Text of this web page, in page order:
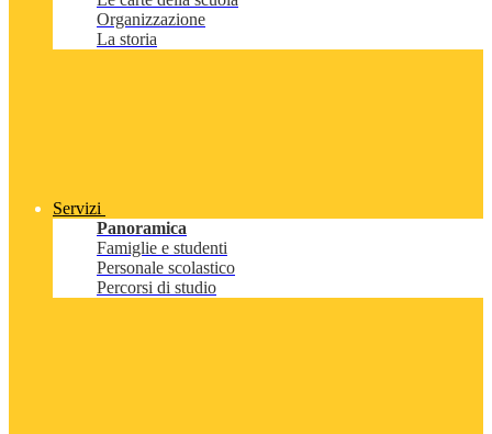
Organizzazione
La storia
Servizi
Panoramica
Famiglie e studenti
Personale scolastico
Percorsi di studio